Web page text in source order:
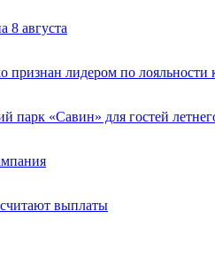
8 августа
лидером по лояльности
«Савин» для гостей
выплаты